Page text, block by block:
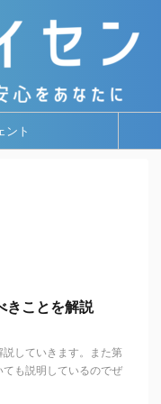
ント
きことを解説
していきます。また第
も説明しているのでぜ